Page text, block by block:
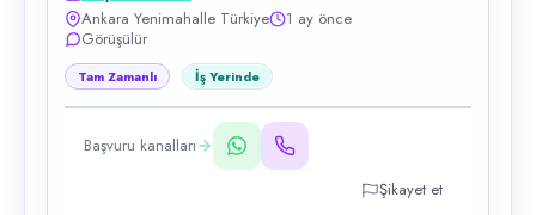
Ankara Yenimahalle Türkiye
1 ay önce
Görüşülür
Tam Zamanlı İş Yerinde
Başvuru kanalları
Şikayet et